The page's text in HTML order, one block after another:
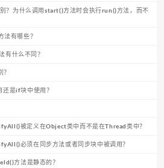
？为什么调用start()方法时会执行run()方法，而不
法有哪些？
有什么不同？
是if块中使用？
被定义在Object类中而不是在Thread类中？
必须在同步方法或者同步块中被调用？
方法是静态的？